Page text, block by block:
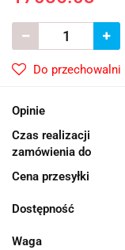
Do przechowalni
Opinie
Czas realizacji
zamówienia do
Cena przesyłki
Dostępność
Waga